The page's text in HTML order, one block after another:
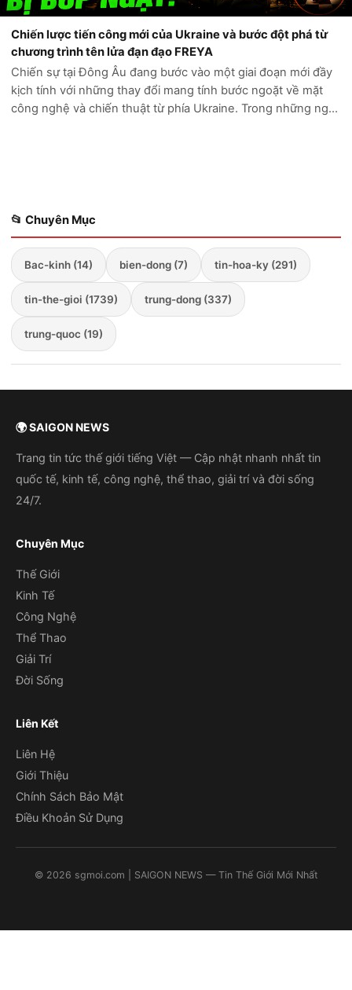
Chiến lược tiến công mới của Ukraine và bước đột phá từ
chương trình tên lửa đạn đạo FREYA
Chiến sự tại Đông Âu đang bước vào một giai đoạn mới đầy
kịch tính với những thay đổi mang tính bước ngoặt về mặt
công nghệ và chiến thuật từ phía Ukraine. Trong những ngày
📂 Chuyên Mục
Bac-kinh (14) bien-dong (7) tin-hoa-ky (291)
tin-the-gioi (1739) trung-dong (337)
trung-quoc (19)
🌍 SAIGON NEWS
Trang tin tức thế giới tiếng Việt — Cập nhật nhanh nhất tin
quốc tế, kinh tế, công nghệ, thể thao, giải trí và đời sống
24/7.
Chuyên Mục
Thế Giới
Kinh Tế
Công Nghệ
Thể Thao
Giải Trí
Đời Sống
Liên Kết
Liên Hệ
Giới Thiệu
Chính Sách Bảo Mật
Điều Khoản Sử Dụng
© 2026 sgmoi.com | SAIGON NEWS — Tin Thế Giới Mới Nhất